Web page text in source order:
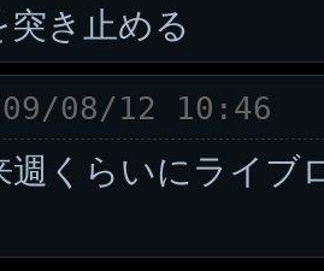
突き止める
08/12 10:46
週くらいにライブ